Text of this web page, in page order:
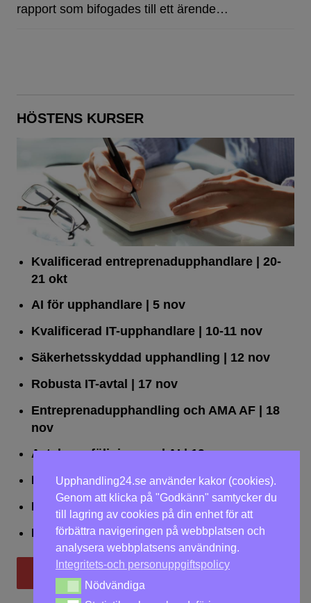
rapport som bifogades till ett ärende…
HÖSTENS KURSER
Kvalificerad entreprenad­upphandlare | 20-
21 okt
AI för upphandlare| 5 nov
Kvalificerad IT-upphandlare| 10-11 nov
Säkerhetsskyddad upphandling | 12 nov
Robusta IT-avtal | 17 nov
Entreprenadupphandling och AMA AF| 18
nov
Avtalsuppföljning med AI| 19 nov
Leda upphandlingar effektivt| 25 nov
Dialogförfaranden | 26 nov
LOU på två dagar| 2-3 dec
Till utbildningar
Upphandling24.se använder kakor (cookies).
Genom att klicka på "Godkänn" samtycker du
till lagring av cookies på din enhet för att
förbättra navigeringen på webbplatsen och
analysera webbplatsens användning.
Integritets-och personuppgiftspolicy
Nödvändiga
Nödvändiga